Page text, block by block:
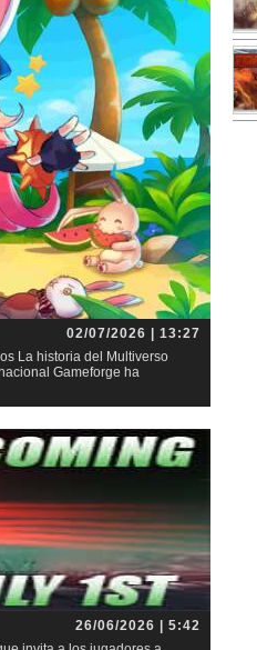
02/07/2026 | 13:27
La historia del Multiverso
Gameforge ha
26/06/2026 | 5:42